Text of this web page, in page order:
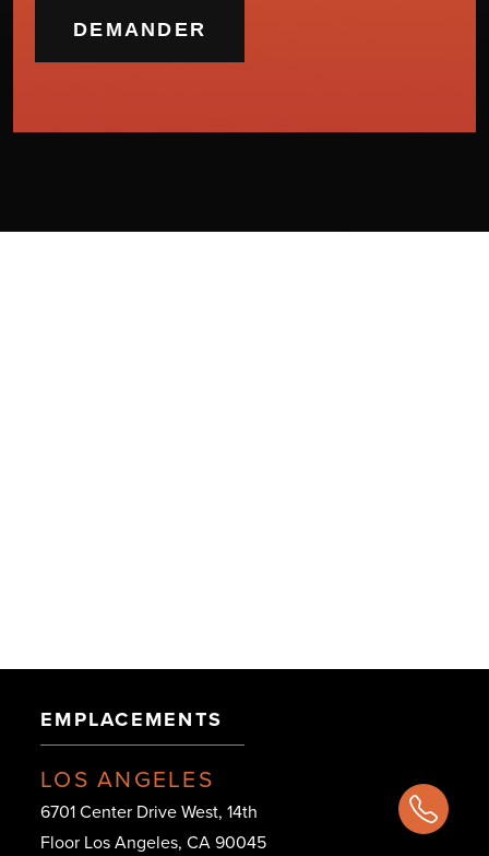
EMPLACEMENTS
LOS ANGELES
6701 Center Drive West, 14th
Floor Los Angeles, CA 90045